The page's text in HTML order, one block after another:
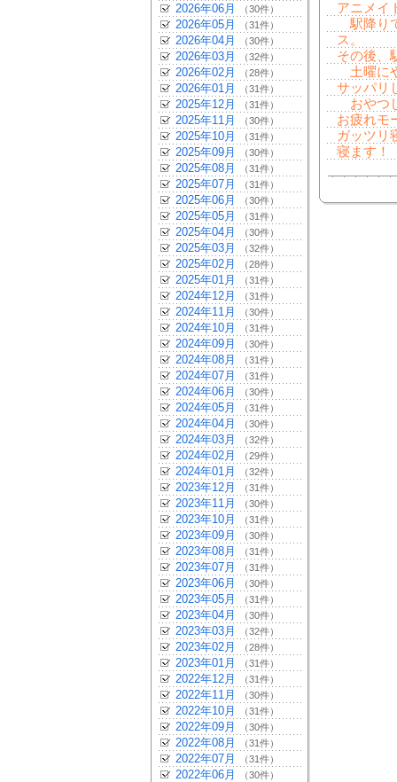
2026年06月 （30件）
2026年05月 （31件）
2026年04月 （30件）
2026年03月 （32件）
2026年02月 （28件）
2026年01月 （31件）
2025年12月 （31件）
2025年11月 （30件）
2025年10月 （31件）
2025年09月 （30件）
2025年08月 （31件）
2025年07月 （31件）
2025年06月 （30件）
2025年05月 （31件）
2025年04月 （30件）
2025年03月 （32件）
2025年02月 （28件）
2025年01月 （31件）
2024年12月 （31件）
2024年11月 （30件）
2024年10月 （31件）
2024年09月 （30件）
2024年08月 （31件）
2024年07月 （31件）
2024年06月 （30件）
2024年05月 （31件）
2024年04月 （30件）
2024年03月 （32件）
2024年02月 （29件）
2024年01月 （32件）
2023年12月 （31件）
2023年11月 （30件）
2023年10月 （31件）
2023年09月 （30件）
2023年08月 （31件）
2023年07月 （31件）
2023年06月 （30件）
2023年05月 （31件）
2023年04月 （30件）
2023年03月 （32件）
2023年02月 （28件）
2023年01月 （31件）
2022年12月 （31件）
2022年11月 （30件）
2022年10月 （31件）
2022年09月 （30件）
2022年08月 （31件）
2022年07月 （31件）
2022年06月 （30件）
アニメイ
駅降り
ス。
その後、
土曜に
サッパリ
おやつ
お疲れモ
ガッツリ
寝ます！